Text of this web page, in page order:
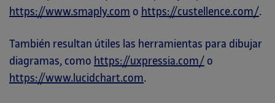
https://www.smaply.com o https://custellence.com/.
También resultan útiles las herramientas para dibujar
diagramas, como https://uxpressia.com/ o
https://www.lucidchart.com.